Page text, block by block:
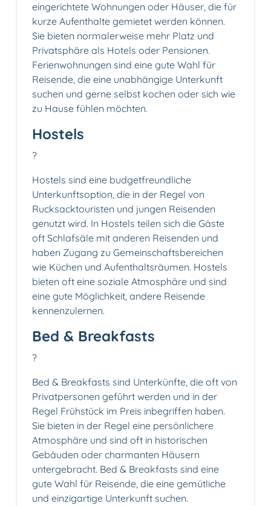
eingerichtete Wohnungen oder Häuser, die für
kurze Aufenthalte gemietet werden können.
Sie bieten normalerweise mehr Platz und
Privatsphäre als Hotels oder Pensionen.
Ferienwohnungen sind eine gute Wahl für
Reisende, die eine unabhängige Unterkunft
suchen und gerne selbst kochen oder sich wie
zu Hause fühlen möchten.
Hostels
?️
Hostels sind eine budgetfreundliche
Unterkunftsoption, die in der Regel von
Rucksacktouristen und jungen Reisenden
genutzt wird. In Hostels teilen sich die Gäste
oft Schlafsäle mit anderen Reisenden und
haben Zugang zu Gemeinschaftsbereichen
wie Küchen und Aufenthaltsräumen. Hostels
bieten oft eine soziale Atmosphäre und sind
eine gute Möglichkeit, andere Reisende
kennenzulernen.
Bed & Breakfasts
?️
Bed & Breakfasts sind Unterkünfte, die oft von
Privatpersonen geführt werden und in der
Regel Frühstück im Preis inbegriffen haben.
Sie bieten in der Regel eine persönlichere
Atmosphäre und sind oft in historischen
Gebäuden oder charmanten Häusern
untergebracht. Bed & Breakfasts sind eine
gute Wahl für Reisende, die eine gemütliche
und einzigartige Unterkunft suchen.